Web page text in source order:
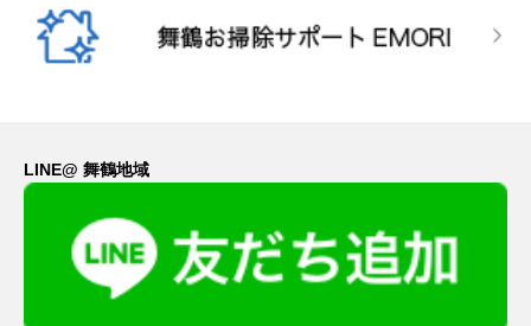
LINE@ 舞鶴地域